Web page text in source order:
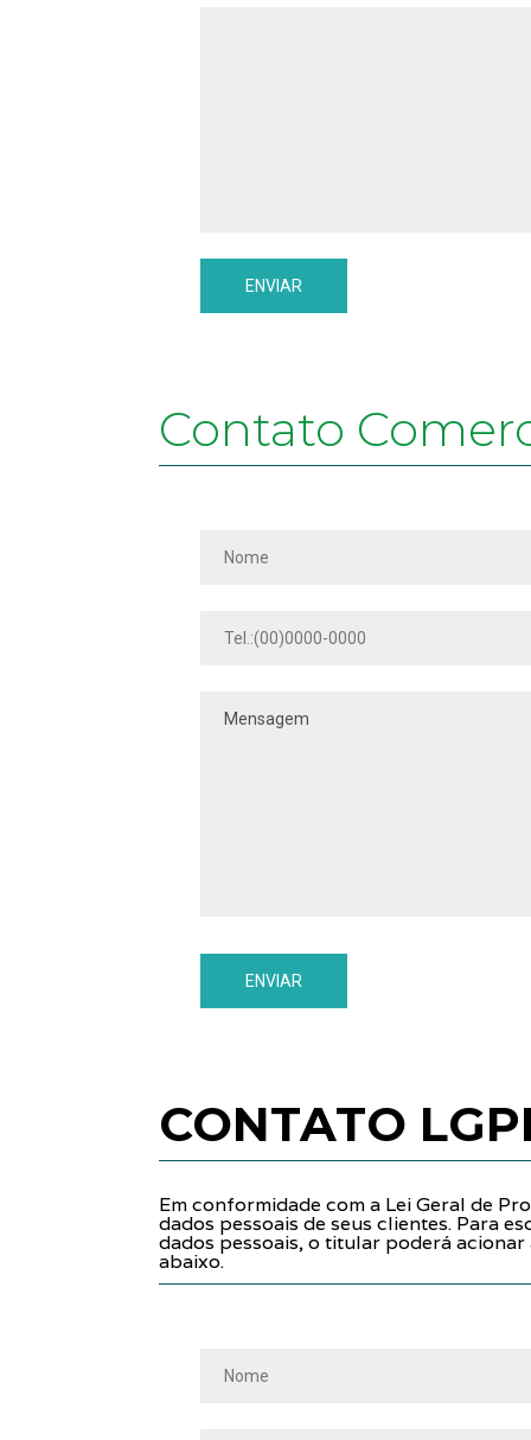
Contato
CONTATO
Em conformidade com a Lei Geral de
dados pessoais de seus clientes. Para
dados pessoais, o titular poderá
abaixo.